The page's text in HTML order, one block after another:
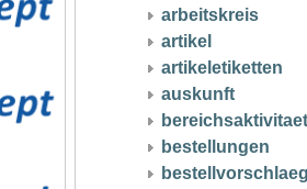
arbeitskreis
artikel
artikeletiketten
auskunft
bestellungen